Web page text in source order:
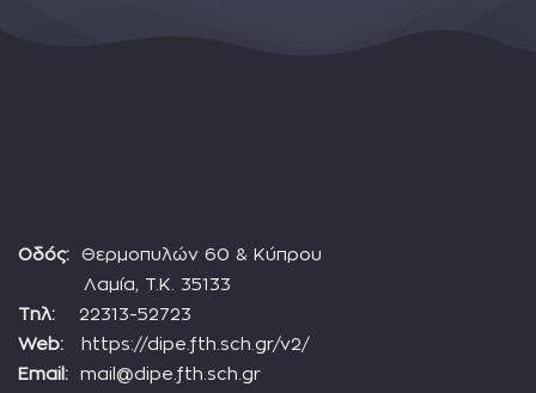
Οδός: Θερμοπυλών 60 & Κύπρου
Λαμία, Τ.Κ. 35133
Τηλ: 22313-52723
Web: https://dipe.fth.sch.gr/v2/
Email: mail@dipe.fth.sch.gr